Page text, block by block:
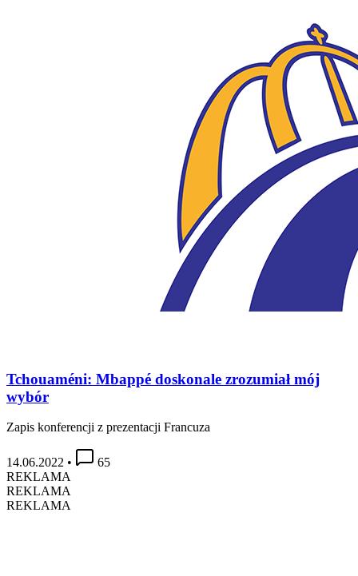
Tchouaméni: Mbappé doskonale zrozumiał mój
wybór
Zapis konferencji z prezentacji Francuza
14.06.2022 •
65
REKLAMA
REKLAMA
REKLAMA